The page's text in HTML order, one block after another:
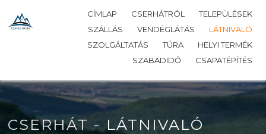
CÍMLAP CSERHÁTRÓL
TELEPÜLÉSEK
SZÁLLÁS
VENDÉGLÁTÁS
LÁTNIVALÓ
SZOLGÁLTATÁS
TÚRA
HELYI TERMÉK
SZABADIDŐ
CSAPATÉPÍTÉS
CSERHÁT -LÁTNIVALÓ